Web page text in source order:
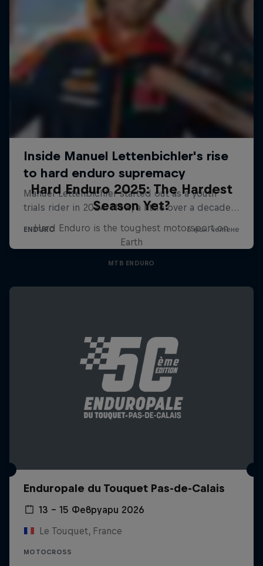
Hard Enduro 2025: The Hardest
Season Yet?
Hard Enduro is the toughest motorsport on
Earth
MTB ENDURO
Enduropale du Touquet Pas-de-Calais
13 – 15 Февруари 2026
Le Touquet, France
MOTOCROSS